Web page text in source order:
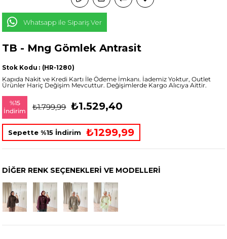
Whatsapp ile Sipariş Ver
TB - Mng Gömlek Antrasit
(HR-1280)
Stok Kodu
Kapıda Nakit ve Kredi Kartı İle Ödeme İmkanı. İademiz Yoktur, Outlet
Ürünler Hariç Değişim Mevcuttur. Değişimlerde Kargo Alıcıya Aittir.
%15
İndirim
₺1.799,99 ₺1.529,40
Sepette %15 İndirim ₺1299,99
DIĞER RENK SEÇENEKLERI VE MODELLERI